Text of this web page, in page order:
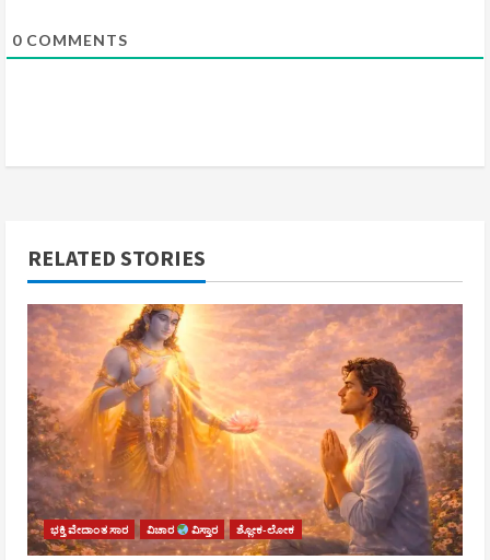
0 COMMENTS
RELATED STORIES
ಭಕ್ತಿ ವೇದಾಂತ ಸಾರ ವಿಚಾರ ವಿಸ್ತಾರ ಶ್ಲೋಕ-ಲೋಕ